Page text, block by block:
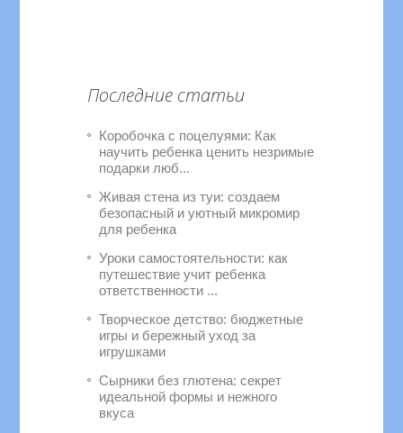
Последние статьи
Коробочка с поцелуями: Как
научить ребенка ценить незримые
подарки люб...
Живая стена из туи: создаем
безопасный и уютный микромир
для ребенка
Уроки самостоятельности: как
путешествие учит ребенка
ответственности ...
Творческое детство: бюджетные
игры и бережный уход за
игрушками
Сырники без глютена: секрет
идеальной формы и нежного
вкуса